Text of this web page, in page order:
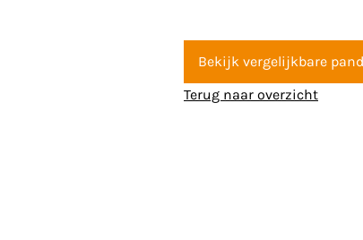
Bekijk vergelijkbare
Terug naar overzicht